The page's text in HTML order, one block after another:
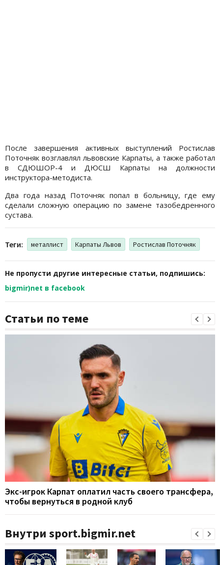
После завершения активных выступлений Ростислав
Поточняк возглавлял львовские Карпаты, а также работал
в СДЮШОР-4 и ДЮСШ Карпаты на должности
инструктора-методиста.
Два года назад Поточняк попал в больницу, где ему
сделали сложную операцию по замене тазобедренного
сустава.
Теги: металлист Карпаты Львов Ростислав Поточняк
Не пропусти другие интересные статьи, подпишись:
bigmir)net в facebook
Статьи по теме
Экс-игрок Карпат оплатил часть своего трансфера,
чтобы вернуться в родной клуб
Внутри sport.bigmir.net